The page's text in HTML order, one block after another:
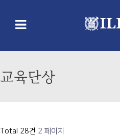
교육단상
Total 28건 2 페이지